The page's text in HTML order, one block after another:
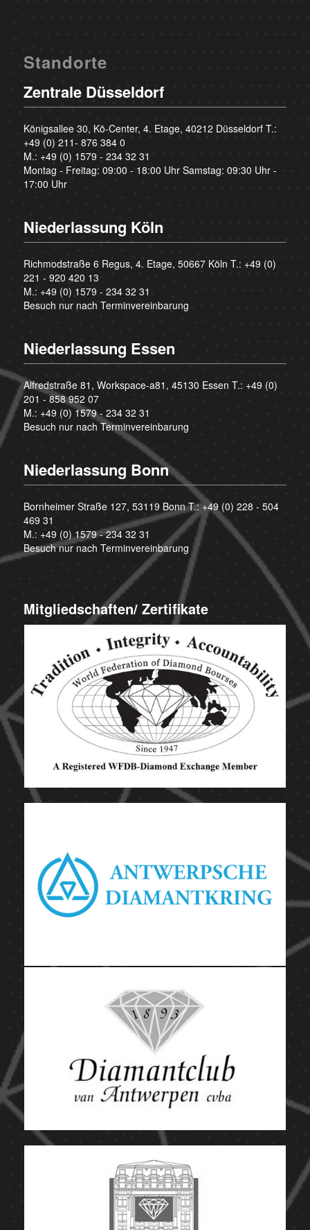
Standorte
Zentrale Düsseldorf
Königsallee 30, Kö-Center, 4. Etage, 40212 Düsseldorf T.:
+49 (0) 211- 876 384 0
M.: +49 (0) 1579 - 234 32 31
Montag - Freitag: 09:00 - 18:00 Uhr Samstag: 09:30 Uhr -
17:00 Uhr
Niederlassung Köln
Richmodstraße 6 Regus, 4. Etage, 50667 Köln T.: +49 (0)
221 - 920 420 13
M.: +49 (0) 1579 - 234 32 31
Besuch nur nach Terminvereinbarung
Niederlassung Essen
Alfredstraße 81, Workspace-a81, 45130 Essen T.: +49 (0)
201 - 858 952 07
M.: +49 (0) 1579 - 234 32 31
Besuch nur nach Terminvereinbarung
Niederlassung Bonn
Bornheimer Straße 127, 53119 Bonn T.:+49 (0) 228 - 504
469 31
M.: +49 (0) 1579 - 234 32 31
Besuch nur nach Terminvereinbarung
Mitgliedschaften/ Zertifikate